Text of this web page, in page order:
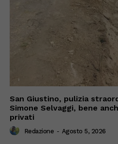
San Giustino, pulizia
Simone Selvaggi, bene
privati
Redazione - Agosto 5, 2026